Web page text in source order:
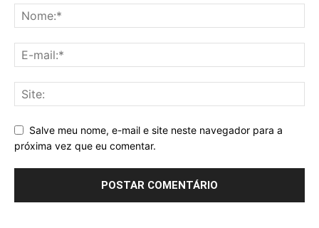
Salve meu nome, e-mail e site neste navegador para a
próxima vez que eu comentar.